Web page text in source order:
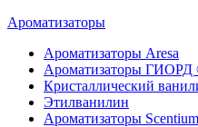
Ароматизаторы
Ароматизаторы Aresa
Ароматизаторы ГИОРД
Кристаллический
Этилванилин
Ароматизаторы Scentium